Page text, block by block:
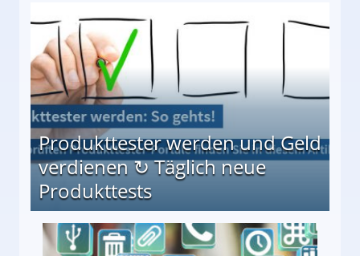
Produkttester werden und Geld
verdienen ↻ Täglich neue
Produkttests
↻ Täglich neue Produkttests